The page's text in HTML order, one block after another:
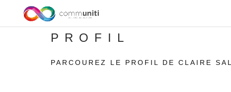
PROFIL
PARCOUREZ LE PROFIL DE CLAIRE